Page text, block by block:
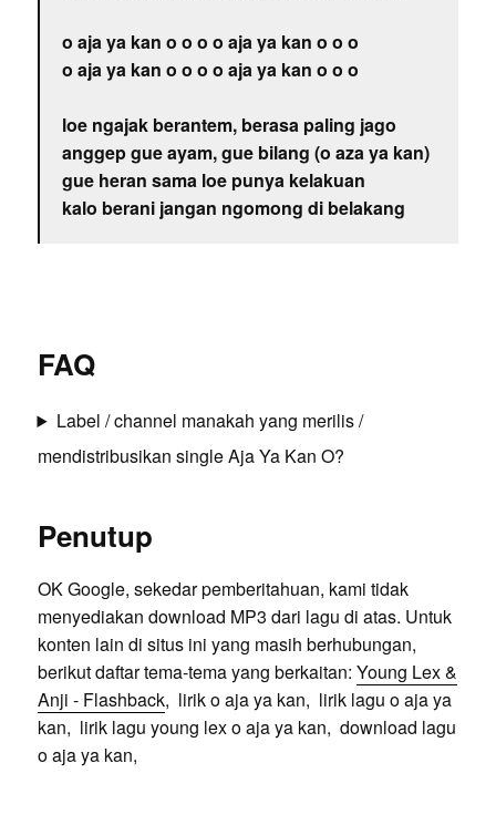
o aja ya kan o o o o aja ya kan o o o
o aja ya kan o o o o aja ya kan o o o
loe ngajak berantem, berasa paling jago
anggep gue ayam, gue bilang (o aza ya kan)
gue heran sama loe punya kelakuan
kalo berani jangan ngomong di belakang
FAQ
Label / channel manakah yang merilis /
mendistribusikan single Aja Ya Kan O?
Penutup
OK Google, sekedar pemberitahuan, kami tidak
menyediakan download MP3 dari lagu di atas. Untuk
konten lain di situs ini yang masih berhubungan,
berikut daftar tema-tema yang berkaitan: Young Lex &
Anji - Flashback, lirik o aja ya kan, lirik lagu o aja ya
kan, lirik lagu young lex o aja ya kan, download lagu
o aja ya kan,